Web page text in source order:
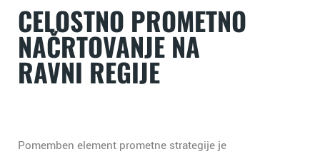
CELOSTNO PROMETNO
NAČRTOVANJE NA
RAVNI REGIJE
Pomemben element prometne strategije je